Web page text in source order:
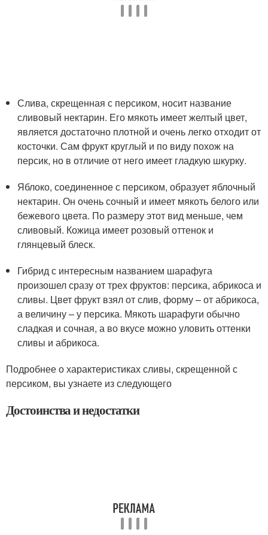
Слива, скрещенная с персиком, носит название
сливовый нектарин. Его мякоть имеет желтый цвет,
является достаточно плотной и очень легко отходит от
косточки. Сам фрукт круглый и по виду похож на
персик, но в отличие от него имеет гладкую шкурку.
Яблоко, соединенное с персиком, образует яблочный
нектарин. Он очень сочный и имеет мякоть белого или
бежевого цвета. По размеру этот вид меньше, чем
сливовый. Кожица имеет розовый оттенок и
глянцевый блеск.
Гибрид с интересным названием шарафуга
произошел сразу от трех фруктов: персика, абрикоса и
сливы. Цвет фрукт взял от слив, форму – от абрикоса,
а величину – у персика. Мякоть шарафуги обычно
сладкая и сочная, а во вкусе можно уловить оттенки
сливы и абрикоса.
Подробнее о характеристиках сливы, скрещенной с
персиком, вы узнаете из следующего
Достоинства и недостатки